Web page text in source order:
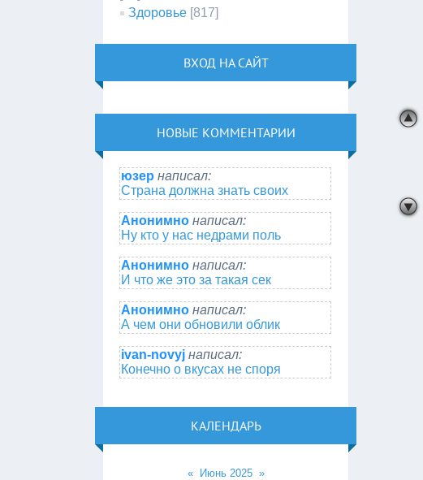
Здоровье [817]
ВХОД НА САЙТ
НОВЫЕ КОММЕНТАРИИ
юзер написал:
Страна должна знать своих
Анонимно написал:
Ну кто у нас недрами поль
Анонимно написал:
И что же это за такая сек
Анонимно написал:
А чем они обновили облик
ivan-novyj написал:
Конечно о вкусах не споря
КАЛЕНДАРЬ
« Июнь 2025 »